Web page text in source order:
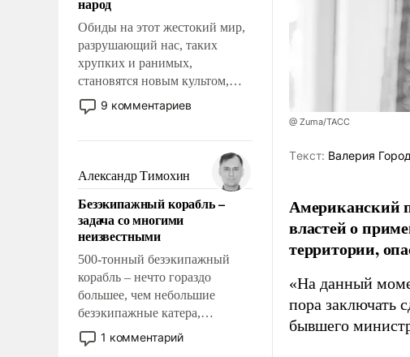
Обиды на этот жестокий мир,
разрушающий нас, таких
хрупких и ранимых,
становятся новым культом,
постепенно вытесняя и
отменяя традиционное
мужественным и твердым под
ударами судьбы, брать на себя
ответственность, помогать
слабым, идти вперед и
адаптироваться.
9 комментариев
Александр Тимохин
Безэкипажный корабль –
задача со многими
неизвестными
500-тонный безэкипажный
корабль – нечто гораздо
большее, чем небольшие
безэкипажные катера,
применение которых уже
стало обыденностью. Задача по
1 комментарий
@ Zuma/ТАСС
Tекст: Валерия
Американский
властей о
территории,
«На данный
пора заключать
бывшего